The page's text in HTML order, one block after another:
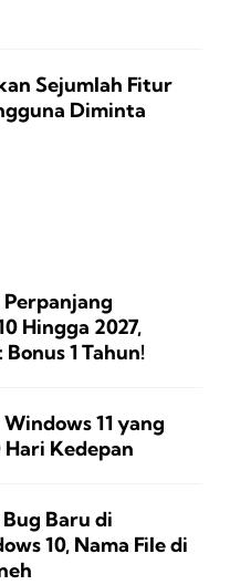
Sejumlah Fitur
Diminta
Hingga 2027,
1 Tahun!
11 yang
Kedepan
Baru di
10, Nama File di